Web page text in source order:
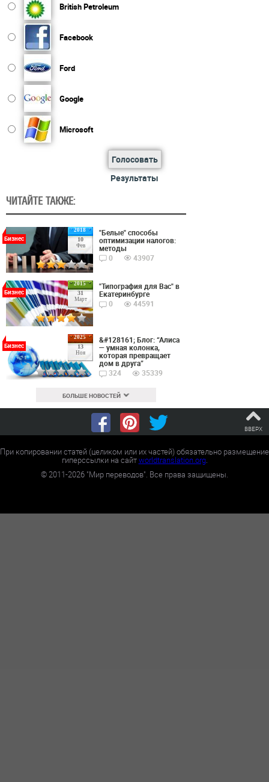
British Petroleum
Facebook
Ford
Google
Microsoft
Голосовать
Результаты
ЧИТАЙТЕ ТАКЖЕ:
2018
10
Фев
Бизнес
"Белые" способы
оптимизации налогов:
методы
0
43907
2015
31
Март
Бизнес
"Типография для Вас" в
Екатеринбурге
0
44591
2025
13
Ноя
Бизнес
&#128161; Блог: “Алиса
— умная колонка,
которая превращает
дом в друга”
324
35339
БОЛЬШЕ НОВОСТЕЙ
ВВЕРХ
При копировании статей (целиком или их частей) обязательно размещение
гиперссылки на сайтworldtranslation.org.
©2011-2026 "Мир переводов". Все права защищены.